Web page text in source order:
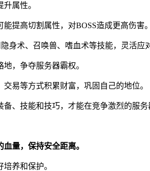
属性。
提高切割属性，对BOSS造成更高伤害。
身术、召唤兽、嗜血术等技能，灵活应
，争夺服务器霸权。
易等方式积累财富，巩固自己的地位。
、技能和技巧，才能在竞争激烈的服务
量，保持安全距离。
养和保护。